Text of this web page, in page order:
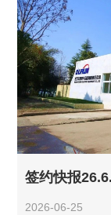
万高电力立足
关控制设备制
电气元件集成
2026-06-25